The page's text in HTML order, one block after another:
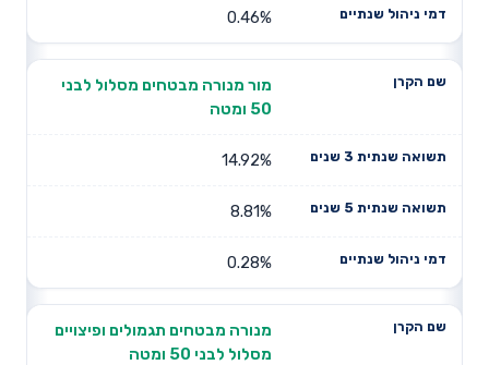
0.46%
מור מנורה מבטחים מסלול לבני
50 ומטה
14.92%
8.81%
0.28%
מנורה מבטחים תגמולים ופיצויים
מסלול לבני 50 ומטה